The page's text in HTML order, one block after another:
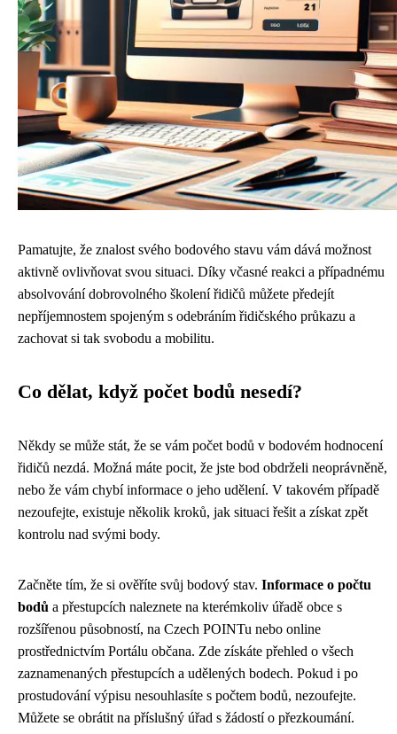
Pamatujte, že znalost svého bodového stavu vám dává možnost
aktivně ovlivňovat svou situaci. Díky včasné reakci a případnému
absolvování dobrovolného školení řidičů můžete předejít
nepříjemnostem spojeným s odebráním řidičského průkazu a
zachovat si tak svobodu a mobilitu.
Co dělat, když počet bodů nesedí?
Někdy se může stát, že se vám počet bodů v bodovém hodnocení
řidičů nezdá. Možná máte pocit, že jste bod obdrželi neoprávněně,
nebo že vám chybí informace o jeho udělení. V takovém případě
nezoufejte, existuje několik kroků, jak situaci řešit a získat zpět
kontrolu nad svými body.
Začněte tím, že si ověříte svůj bodový stav. Informace o počtu
bodů a přestupcích naleznete na kterémkoliv úřadě obce s
rozšířenou působností, na Czech POINTu nebo online
prostřednictvím Portálu občana. Zde získáte přehled o všech
zaznamenaných přestupcích a udělených bodech. Pokud i po
prostudování výpisu nesouhlasíte s počtem bodů, nezoufejte.
Můžete se obrátit na příslušný úřad s žádostí o přezkoumání.